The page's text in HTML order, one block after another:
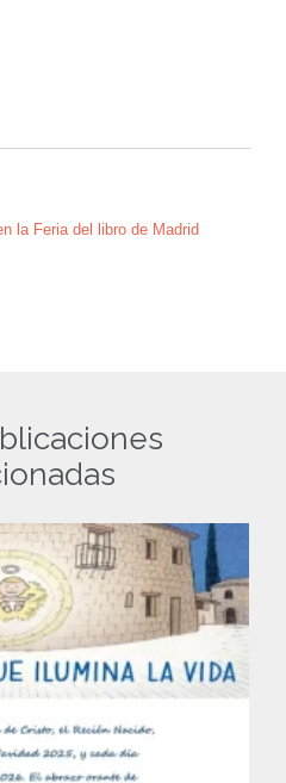
la Feria del libro de Madrid